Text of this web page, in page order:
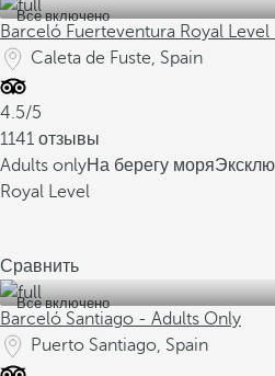
Все включено
Barceló Fuerteventura Royal
Caleta de Fuste, Spain
4.5/5
1141 отзывы
Adults onlyНа берегу моря
Royal Level
Сравнить
Все включено
Barceló Santiago - Adults Only
Puerto Santiago, Spain